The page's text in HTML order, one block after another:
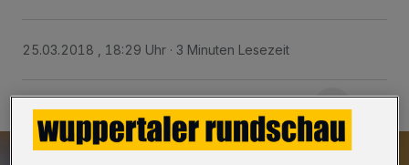
25.03.2018 , 18:29 Uhr 3 Minuten Lesezeit